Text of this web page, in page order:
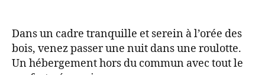
Dans un cadre tranquille et serein à l’orée des
bois, venez passer une nuit dans une roulotte.
Un hébergement hors du commun avec tout le